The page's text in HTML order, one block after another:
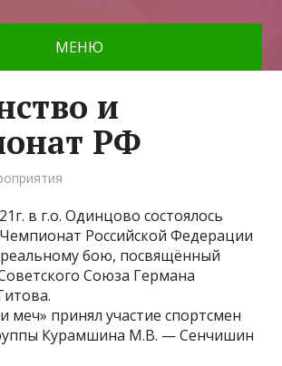
МЕНЮ
и
РФ
в г.о. Одинцово состоялось
Российской Федерации
бою, посвящённый
Союза Германа
принял участие спортсмен
Курамшина М.В. — Сенчишин